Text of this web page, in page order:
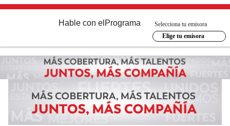
Hable con el Programa
Selecciona tu emisora
Elige tu emisora